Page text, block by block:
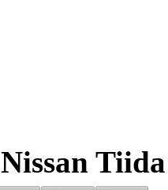
Nissan Tiida